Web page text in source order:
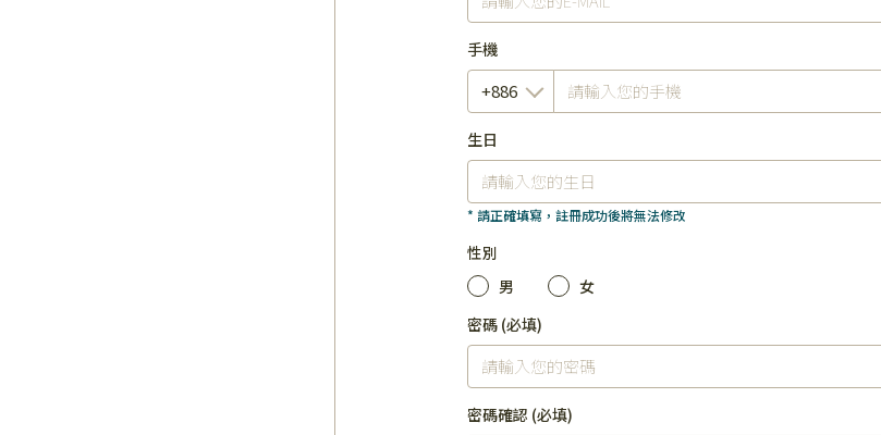
手機
生日
* 請正確填寫，註冊成功後將無法修改
性別
男
女
密碼 (必填)
密碼確認 (必填)